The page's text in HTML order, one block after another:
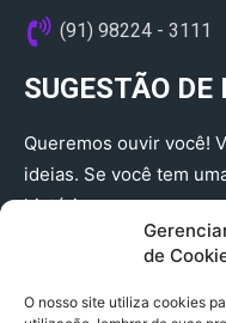
de
O nosso site utiliza cookies
(91) 98224 - 3111
SUGESTÃO DE
Queremos ouvir você!
ideias. Se você tem
história que merece
(91) 98224 - 3111